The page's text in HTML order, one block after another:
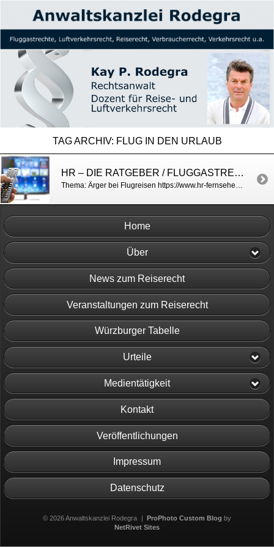
TAG ARCHIV: FLUG IN DEN URLAUB
HR – DIE RATGEBER / FLUGGASTRECHTE
Thema: Ärger bei Flugreisen https://www.hr-fernsehen.de/sendungen-a-z/die-ratgeber/sendungen/entschaedigung-bei-flugausfall-und-verspaetung,artikel-ratgeber-254.html
Home
Über
News zum Reiserecht
Veranstaltungen zum Reiserecht
Würzburger Tabelle
Urteile
Medientätigkeit
Kontakt
Veröffentlichungen
Impressum
Datenschutz
© 2026 Anwaltskanzlei Rodegra | ProPhoto Custom Blog by
NetRivet Sites